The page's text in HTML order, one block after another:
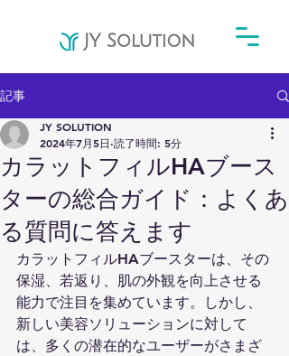
記事
カラットフィルHAブース
ターの総合ガイド：よくあ
る質問に答えます
JY SOLUTION
2024年7月5日 読了時間: 5分
カラットフィルHAブースターは、その
保湿、若返り、肌の外観を向上させる
能力で注目を集めています。しかし、
新しい美容ソリューションに対して
は、多くの潜在的なユーザーがさまざ